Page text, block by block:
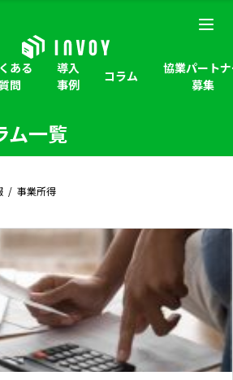
ある
問
導入
事例
コラム
協業パート
募集
ム一覧
事業所得